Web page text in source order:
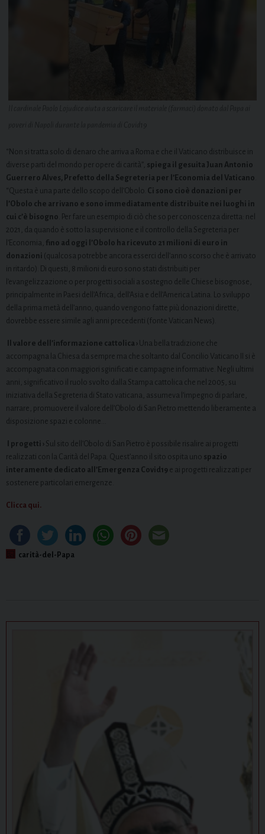
“Non si tratta solo di denaro che arriva a Roma e che il Vaticano distribuisce in
diverse parti del mondo per opere di carità”, spiega il gesuita Juan Antonio
Guerrero Alves, Prefetto della Segreteria per l’Economia del Vaticano
“Questa è una parte dello scopo dell’Obolo. Ci sono cioè donazioni per
l’Obolo che arrivano e sono immediatamente distribuite nei luoghi in
cui c’è bisogno . Per fare un esempio di ciò che so per conoscenza diretta: nel
2021, da quando è sotto la supervisione e il controllo della Segreteria per
l’Economia,
fino ad oggi l’Obolo ha ricevuto 21 milioni di euro in
donazioni (qualcosa potrebbe ancora esserci dell’anno scorso che è arrivato
in ritardo). Di questi, 8 milioni di euro sono stati distribuiti per
l’evangelizzazione o per progetti sociali a sostegno delle Chiese bisognose,
principalmente in Paesi dell’Africa, dell’Asia e dell’America Latina. Lo sviluppo
della prima metà dell’anno, quando vengono fatte più donazioni dirette,
dovrebbe essere simile agli anni precedenti (fonte Vatican News).
Il valore dell’informazione cattolica › Una bella tradizione che
accompagna la Chiesa da sempre ma che soltanto dal Concilio Vaticano II si è
accompagnata con maggiori sginificati e campagne informative. Negli ultimi
anni, significativo il ruolo svolto dalla Stampa cattolica che nel 2005, su
iniziativa della Segreteria di Stato vaticana, assumeva l’impegno di parlare,
narrare, promuovere il valore dell’Obolo di San Pietro mettendo liberamente a
disposizione spazi e colonne…
I progetti › Sul sito dell’Obolo di San Pietro è possibile risalire ai progetti
realizzati con la Carità del Papa. Quest’anno il sito ospita uno spazio
interamente dedicato all’Emergenza Covid19 e ai progetti realizzati per
sostenere particolari emergenze.
Clicca qui.
carità-del-Papa